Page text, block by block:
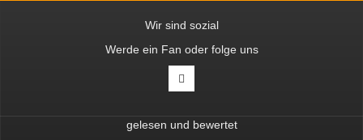
Wir sind sozial
Werde ein Fan oder folge uns
gelesen und bewertet